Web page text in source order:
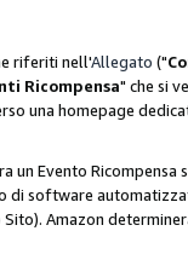
riferiti nell'Allegato ("
Ricompensa" che si
una homepage
un Evento
software
Amazon